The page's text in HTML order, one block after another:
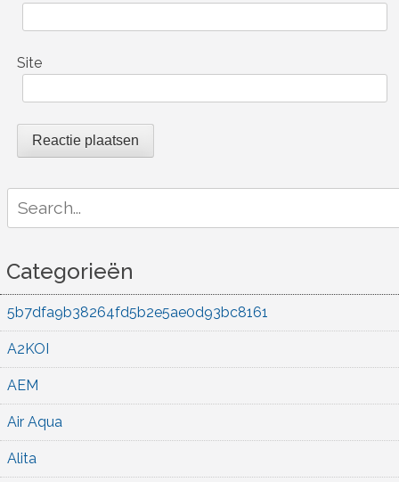
Site
for:
Categorieën
5b7dfa9b38264fd5b2e5ae0d93bc8161
A2KOI
AEM
Air Aqua
Alita